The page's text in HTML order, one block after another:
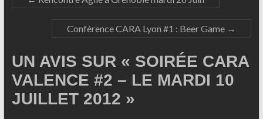
Conférence CARA Lyon #1 : Beer Game →
UN AVIS SUR « SOIRÉE CARA
VALENCE #2 – LE MARDI 10
JUILLET 2012 »